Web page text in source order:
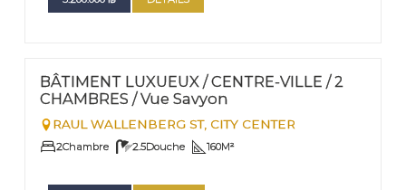
Nº
BÂTIMENT LUXUEUX / CENTRE-VILLE / 2
CHAMBRES / Vue Savyon
RAUL WALLENBERG ST, CITY CENTER
2Chambre 2.5Douche 160M²